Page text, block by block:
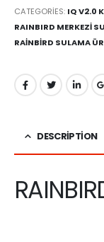
CATEGORIES: IQ V2.0
RAINBIRD MERKEZİ
RAİNBİRD SULAMA
DESCRIPTION